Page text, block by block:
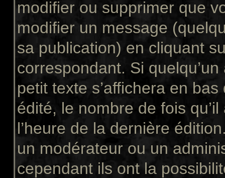
modifier ou supprimer que
modifier un message
sa publication) en cliquant
correspondant. Si
petit texte s’affichera en
édité, le nombre de fois
l’heure de la dernière
un modérateur ou un
cependant ils ont la